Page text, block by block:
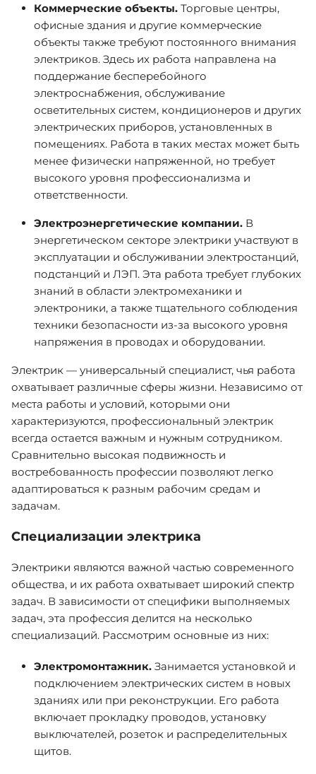
Коммерческие объекты. Торговые центры,
офисные здания и другие коммерческие
объекты также требуют постоянного внимания
электриков. Здесь их работа направлена на
поддержание бесперебойного
электроснабжения, обслуживание
осветительных систем, кондиционеров и других
электрических приборов, установленных в
помещениях. Работа в таких местах может быть
менее физически напряженной, но требует
высокого уровня профессионализма и
ответственности.
Электроэнергетические компании. В
энергетическом секторе электрики участвуют в
эксплуатации и обслуживании электростанций,
подстанций и ЛЭП. Эта работа требует глубоких
знаний в области электромеханики и
электроники, а также тщательного соблюдения
техники безопасности из-за высокого уровня
напряжения в проводах и оборудовании.
Электрик — универсальный специалист, чья работа
охватывает различные сферы жизни. Независимо от
места работы и условий, которыми они
характеризуются, профессиональный электрик
всегда остается важным и нужным сотрудником.
Сравнительно высокая подвижность и
востребованность профессии позволяют легко
адаптироваться к разным рабочим средам и
задачам.
Специализации электрика
Электрики являются важной частью современного
общества, и их работа охватывает широкий спектр
задач. В зависимости от специфики выполняемых
задач, эта профессия делится на несколько
специализаций. Рассмотрим основные из них:
Электромонтажник. Занимается установкой и
подключением электрических систем в новых
зданиях или при реконструкции. Его работа
включает прокладку проводов, установку
выключателей, розеток и распределительных
щитов.